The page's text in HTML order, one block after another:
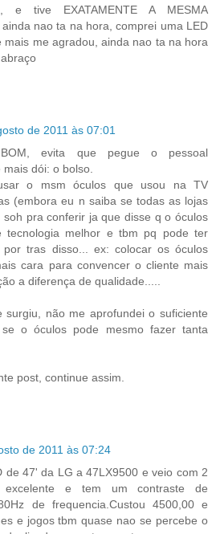
e tive EXATAMENTE A MESMA
nao ta na hora, comprei uma LED
mais me agradou, ainda nao ta na hora
de 2011 às 07:01
evita que pegue o pessoal
dói: o bolso.
o msm óculos que usou na TV
(embora eu n saiba se todas as lojas
soh pra conferir ja que disse q o óculos
tecnologia melhor e tbm pq pode ter
por tras disso... ex: colocar os óculos
cara para convencer o cliente mais
a diferença de qualidade.....
surgiu, não me aprofundei o suficiente
o óculos pode mesmo fazer tanta
post, continue assim.
de 2011 às 07:24
de 47' da LG a 47LX9500 e veio com 2
e tem um contraste de
de frequencia.Custou 4500,00 e
e jogos tbm quase nao se percebe o